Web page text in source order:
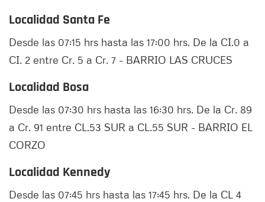
Localidad Santa Fe
Desde las 07:15 hrs hasta las 17:00 hrs. De la CI.0 a
CI. 2 entre Cr. 5 a Cr. 7 - BARRIO LAS CRUCES
Localidad Bosa
Desde las 07:30 hrs hasta las 16:30 hrs. De la Cr. 89
a Cr. 91 entre CL.53 SUR a CL.55 SUR - BARRIO EL
CORZO
Localidad Kennedy
Desde las 07:45 hrs hasta las 17:45 hrs. De la CL 4